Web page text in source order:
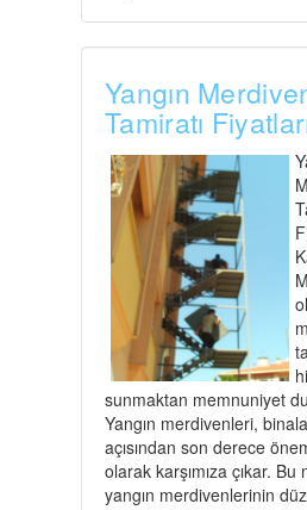
Yangın
Tamiratı
sunmaktan memnuniyet
Yangın merdivenleri,
açısından son derece
olarak karşımıza çıkar. Bu
yangın merdivenlerinin